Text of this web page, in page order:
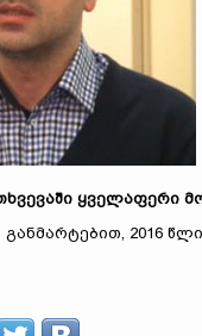
ყველაფერი
2016